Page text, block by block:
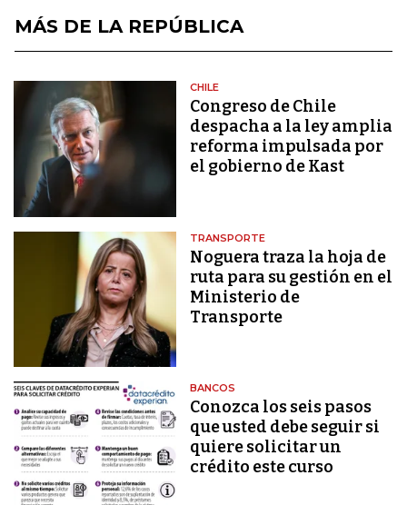
MÁS DE LA REPÚBLICA
CHILE
Congreso de Chile
despacha a la ley amplia
reforma impulsada por
el gobierno de Kast
TRANSPORTE
Noguera traza la hoja de
ruta para su gestión en el
Ministerio de
Transporte
BANCOS
Conozca los seis pasos
que usted debe seguir si
quiere solicitar un
crédito este curso